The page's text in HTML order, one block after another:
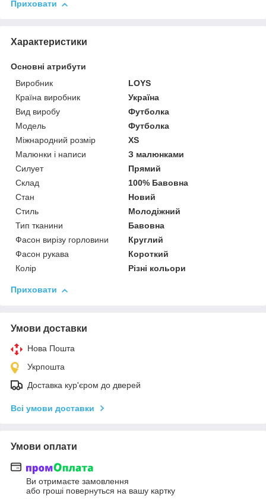
Приховати
Характеристики
Основні атрибути
Виробник
LOYS
Країна виробник
Україна
Вид виробу
Футболка
Модель
Футболка
Міжнародний розмір
XS
Малюнки і написи
З малюнками
Силует
Прямий
Склад
100% Бавовна
Стан
Новий
Стиль
Молодіжний
Тип тканини
Бавовна
Фасон вирізу горловини
Круглий
Фасон рукава
Короткий
Колір
Різні кольори
Приховати
Умови доставки
Нова Пошта
Укрпошта
Доставка кур'єром до дверей
Всі умови доставки
Умови оплати
Ви отримаєте замовлення
або гроші повернуться на вашу картку